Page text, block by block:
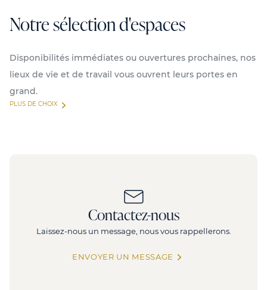
Notre sélection d'espaces
Disponibilités immédiates ou ouvertures prochaines, nos
lieux de vie et de travail vous ouvrent leurs portes en
grand.
PLUS DE CHOIX
27 Rue de la Ville l Eveque, 75008 Paris
330 m²(divisible dès 42 m²)
Contactez-nous
Laissez-nous un message, nous vous rappellerons.
ENVOYER UN MESSAGE